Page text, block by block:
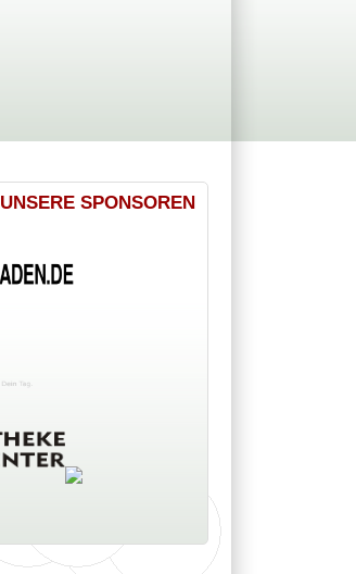
UNSERE SPONSOREN